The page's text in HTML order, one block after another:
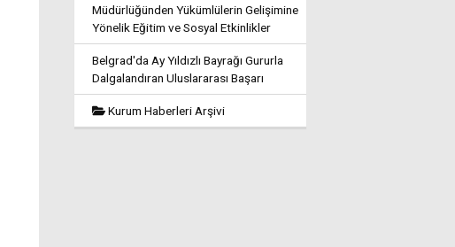
Müdürlüğünden Yükümlülerin Gelişimine
Yönelik Eğitim ve Sosyal Etkinlikler
Belgrad'da Ay Yıldızlı Bayrağı Gururla
Dalgalandıran Uluslararası Başarı
Kurum Haberleri Arşivi